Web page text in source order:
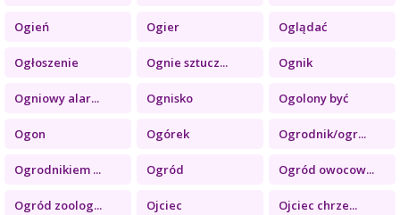
Ogień Ogier Oglądać
Ogłoszenie Ognie sztucz... Ognik
Ogniowy alar... Ognisko Ogolony być
Ogon Ogórek Ogrodnik/ogr...
Ogrodnikiem ... Ogród Ogród owocow...
Ogród zoolog... Ojciec Ojciec chrze...